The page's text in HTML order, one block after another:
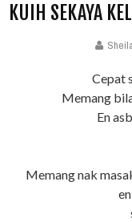
KUIH SEKAYA
Cepat
Memang
En
Memang nak